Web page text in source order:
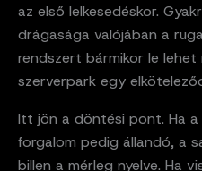
az első lelkesedéskor.
drágasága valójában a
rendszert bármikor le lehet
szerverpark egy
Itt jön a döntési pont. Ha a
forgalom pedig állandó, a
billen a mérleg nyelve. Ha